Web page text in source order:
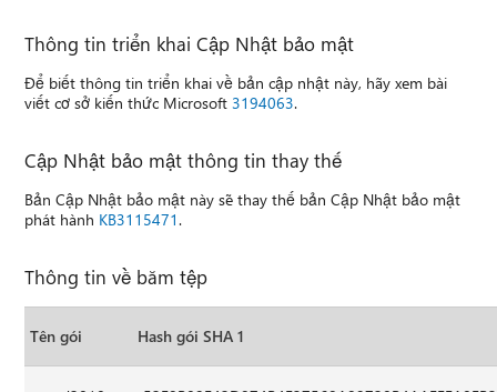
Thông tin triển khai Cập Nhật bảo mật
Để biết thông tin triển khai về bản cập nhật này, hãy xem bài
viết cơ sở kiến thức Microsoft3194063.
Cập Nhật bảo mật thông tin thay thế
Bản Cập Nhật bảo mật này sẽ thay thế bản Cập Nhật bảo mật
phát hành KB3115471 .
Thông tin về băm tệp
Tên gói Hash gói SHA 1